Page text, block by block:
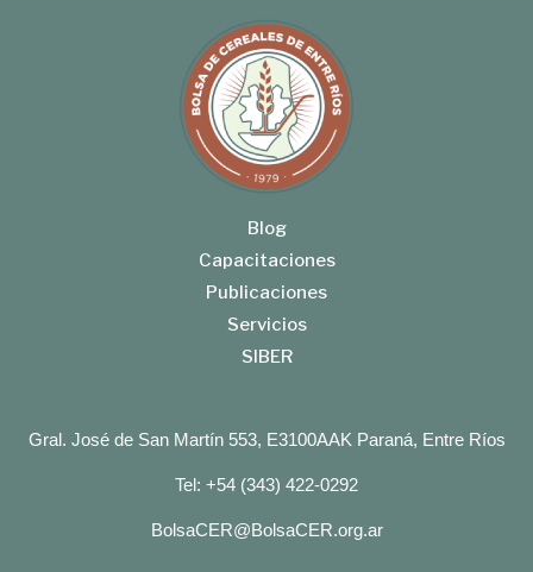
Blog
Capacitaciones
Publicaciones
Servicios
SIBER
Gral. José de San Martín 553, E3100AAK Paraná, Entre Ríos
Tel: +54 (343) 422-0292
BolsaCER@BolsaCER.org.ar